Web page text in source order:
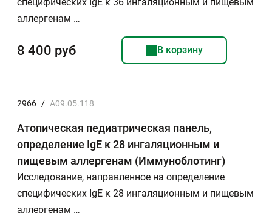
аллергенам …
8 400 руб В корзину
2966 / A09.05.118
Атопическая педиатрическая панель,
определение IgE к 28 ингаляционным и
пищевым аллергенам (Иммуноблотинг)
Исследование, направленное на определение
специфических IgE к 28 ингаляционным и пищевым
аллергенам …